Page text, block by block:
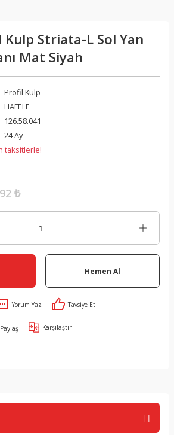
Striata-L Sol Yan
Mat Siyah
Profil Kulp
HAFELE
126.58.041
24 Ay
taksitlerle!
₺
Hemen Al
Yorum Yaz Tavsiye Et
Paylaş Karşılaştır